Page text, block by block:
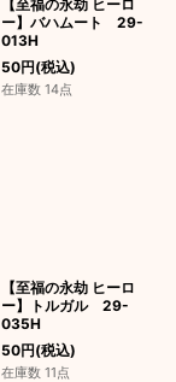
【至福の永劫 ヒーロ
ー】バハムート 29-
013H
50円(税込)
在庫数 14点
【至福の永劫 ヒーロ
ー】トルガル 29-
035H
50円(税込)
在庫数 11点